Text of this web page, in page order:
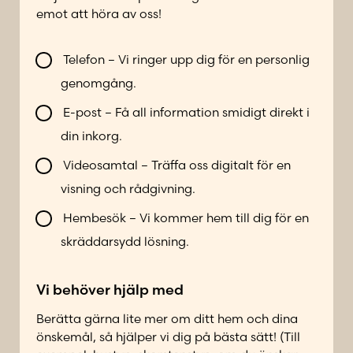
n
u
e
e
o
n
u
m
e
r
E
-
s
emot att höra av oss!
V
i
l
b
i
n
t
d
p
Telefon – Vi ringer upp dig för en personlig
genomgång.
E-post – Få all information smidigt direkt i
din inkorg.
Videosamtal – Träffa oss digitalt för en
visning och rådgivning.
Hembesök – Vi kommer hem till dig för en
skräddarsydd lösning.
Vi behöver hjälp med
Berätta gärna lite mer om ditt hem och dina
önskemål, så hjälper vi dig på bästa sätt! (Till